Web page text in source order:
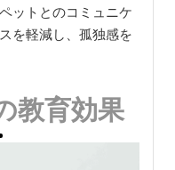
ットとのコミュニケ
を軽減し、孤独感を
教育効果